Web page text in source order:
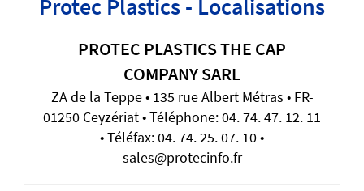
Protec Plastics - Localisations
PROTEC PLASTICS THE CAP
COMPANY SARL
ZA de la Teppe • 135 rue Albert Métras • FR-
01250 Ceyzériat • Téléphone: 04. 74. 47. 12. 11
• Téléfax: 04. 74. 25. 07. 10 •
sales@protecinfo.fr